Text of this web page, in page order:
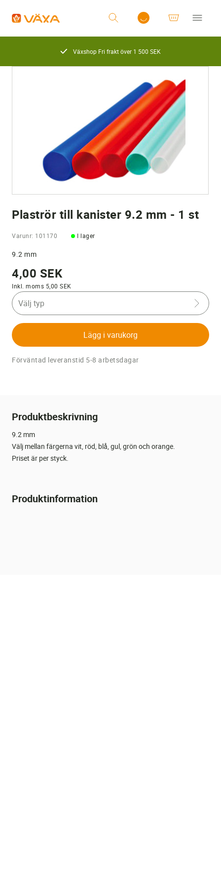
Växshop Fri frakt över 1 500 SEK
Plaströr till kanister 9.2 mm - 1 st
Varunr: 101170 I lager
9.2 mm
4,00 SEK
Inkl. moms 5,00 SEK
Välj typ
Lägg i varukorg
Förväntad leveranstid 5-8 arbetsdagar
Produktbeskrivning
9.2 mm
Välj mellan färgerna vit, röd, blå, gul, grön och orange.
Priset är per styck.
Produktinformation